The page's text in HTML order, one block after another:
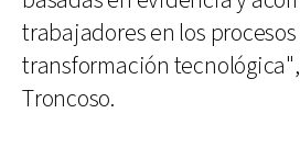
trabajadores en los
transformación
Troncoso.